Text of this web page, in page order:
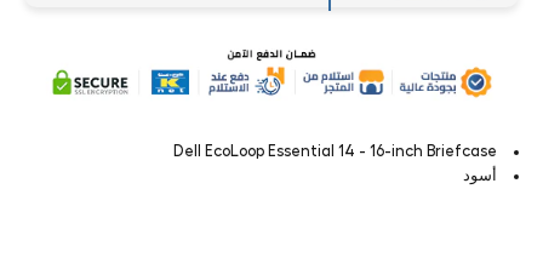
Dell EcoLoop Essential 14 - 16-inch Briefcase
أسود